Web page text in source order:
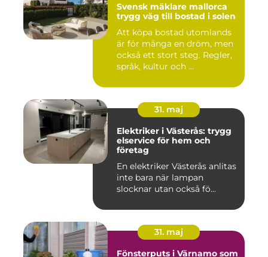
Svensk mäklare mallorca
trygg väg till bostad i solen
Att köpa bostad utomlands
är för många en dröm, men
också ett stort steg. Regler,
språk, kultur och ...
31. maj
Elektriker i Västerås: trygg
elservice för hem och
företag
En elektriker Västerås anlitas
inte bara när lampan
slocknar utan också fö...
31. maj
Fönsterputs i Värnamo som